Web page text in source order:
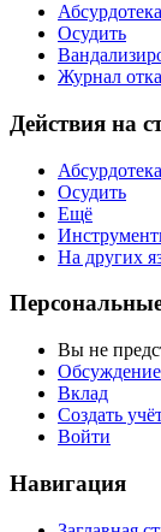
Абсурдотека
Осудить
Журнал
Действия на
Абсурдотека
Осудить
Ещё
На других
Вы не
Обсуждение
Вклад
Создать
Войти
Навигация